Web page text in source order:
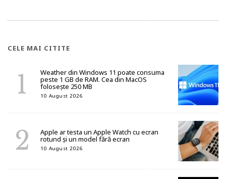
CELE MAI CITITE
Weather din Windows 11 poate consuma
peste 1 GB de RAM. Cea din MacOS
folosește 250 MB
10 August 2026
Apple ar testa un Apple Watch cu ecran
rotund și un model fără ecran
10 August 2026